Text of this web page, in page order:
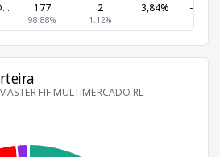
177
98,88%
2
1,12%
3,84% -0,18%
FIF MULTIMERCADO RL